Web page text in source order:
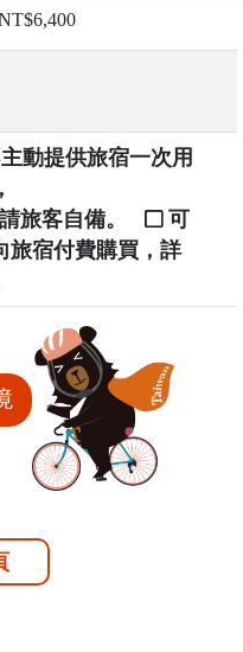
動提供旅宿一次用
旅客自備。
可
旅宿付費購買，詳